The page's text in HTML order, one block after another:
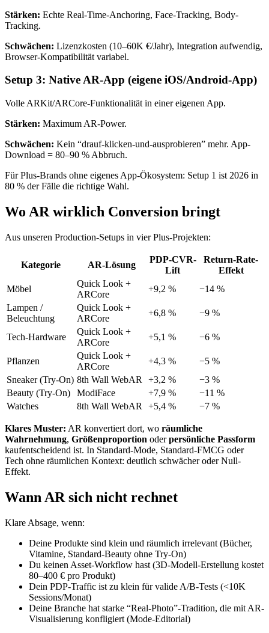
Stärken: Echte Real-Time-Anchoring, Face-Tracking, Body-
Tracking.
Schwächen: Lizenzkosten (10–60K €/Jahr), Integration aufwendig,
Browser-Kompatibilität variabel.
Setup 3: Native AR-App (eigene iOS/Android-App)
Volle ARKit/ARCore-Funktionalität in einer eigenen App.
Stärken: Maximum AR-Power.
Schwächen: Kein “drauf-klicken-und-ausprobieren” mehr. App-
Download = 80–90 % Abbruch.
Für Plus-Brands ohne eigenes App-Ökosystem: Setup 1 ist 2026 in
80 % der Fälle die richtige Wahl.
Wo AR wirklich Conversion bringt
Aus unseren Production-Setups in vier Plus-Projekten:
Kategorie AR-Lösung
PDP-CVR-
Lift
Return-Rate-
Effekt
Möbel
Quick Look +
ARCore
+9,2 %
−14 %
Lampen /
Beleuchtung
Quick Look +
ARCore
+6,8 % −9 %
Tech-Hardware
Quick Look +
ARCore
+5,1 % −6 %
Pflanzen
Quick Look +
ARCore
+4,3 %
−5 %
Sneaker (Try-On) 8th Wall WebAR +3,2 %
−3 %
Beauty (Try-On)
ModiFace +7,9 %
−11 %
Watches
8th Wall WebAR +5,4 % −7 %
Klares Muster: AR konvertiert dort, wo räumliche
Wahrnehmung, Größenproportion oderpersönliche Passform
kaufentscheidend ist. In Standard-Mode, Standard-FMCG oder
Tech ohne räumlichen Kontext: deutlich schwächer oder Null-
Effekt.
Wann AR sich nicht rechnet
Klare Absage, wenn:
Deine Produkte sind klein und räumlich irrelevant (Bücher,
Vitamine, Standard-Beauty ohne Try-On)
Du keinen Asset-Workflow hast (3D-Modell-Erstellung kostet
80–400 € pro Produkt)
Dein PDP-Traffic ist zu klein für valide A/B-Tests (<10K
Sessions/Monat)
Deine Branche hat starke “Real-Photo”-Tradition, die mit AR-
Visualisierung konfligiert (Mode-Editorial)